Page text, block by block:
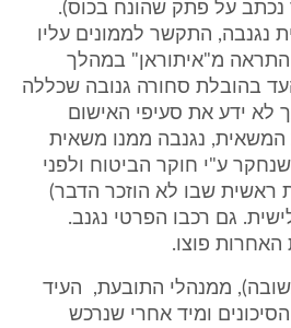
על פתק שהונח בכוס).
נגנבה, התקשר לממונים עליו
התראה מ"איתוראן" במהלך
בהובלת סחורה גנובה שכללה
לא ידע את סעיפי האישום
המשאית, נגנבה ממנו משאית
ע"י חוקר הביטוח ולפני
שבו לא הוזכר הדבר)
גם רכבו הפרטי נגנב.
האחרות פוצו.
ממנהלי התובעת, העיד
ומיד אחרי שנרכש